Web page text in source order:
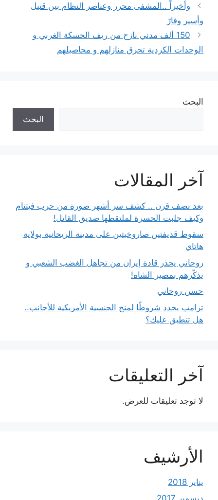
وأخيراً ..المشفى محرر وعناصر النظام بين قتيل
وأسير وفارّ
150 ألف مدني نازح من ريف الحسكة الغربي و
الوحدات الكردية تحرق منازلهم و محاصيلهم
البحث
البحث
آخر المقالات
بعد نصف قرن .. كشف سر أشهر صورة من حرب فيتنام
وكيف جلبت الحسرة لملتقطها صديق القاتل!
سقوط قذيفتين صاروخيتين على مدينة الريحانية بولاية
هاتاي
روحاني يحذر قادة إيران من تجاهل الغضب الشعبي و
يذكّرهم بمصير الشاه!
حسن روحاني
ترامب يحدد شروطًا لمنح الجنسية الأمريكية للأجانب..
هل تنطبق عليك؟
آخر التعليقات
لا توجد تعليقات للعرض.
الأرشيف
يناير 2018
ديسمبر 2017